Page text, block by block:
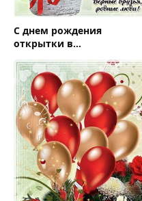
С днем рождения
открытки в
одноклассники